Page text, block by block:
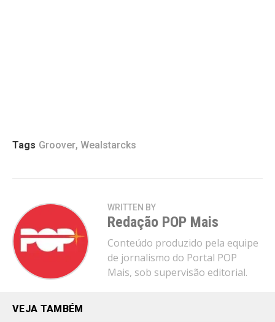
Tags Groover, Wealstarcks
WRITTEN BY
Redação POP Mais
Conteúdo produzido pela equipe
de jornalismo do Portal POP
Mais, sob supervisão editorial.
VEJA TAMBÉM